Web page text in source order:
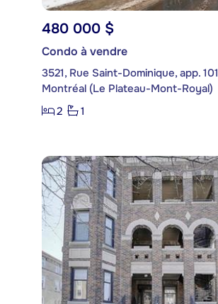
480 000 $
Condo à vendre
3521, Rue Saint-Dominique, app. 101
Montréal (Le Plateau-Mont-Royal)
2
1